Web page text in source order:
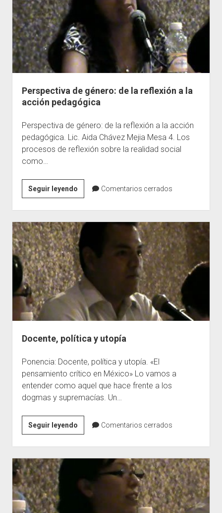
Perspectiva de género: de la reflexión a la
acción pedagógica
Perspectiva de género: de la reflexión a la acción
pedagógica. Lic. Aida Chávez Mejia Mesa 4. Los
procesos de reflexión sobre la realidad social
como…
Seguir leyendoPerspectiva
de
género:
de
la
reflexión
a
la
acción
pedagógica
Comentarios cerrados
Docente, política y utopía
Ponencia: Docente, política y utopía. «El
pensamiento crítico en México» Lo vamos a
entender como aquel que hace frente a los
dogmas y supremacías. Un…
Seguir leyendoDocente,
política
y
utopía
Comentarios cerrados